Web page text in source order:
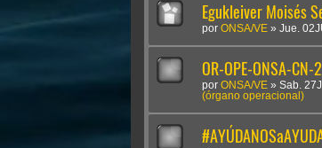
Egukleiver Moisés
por ONSA/VE » Jue.
OR-OPE-ONSA-
por ONSA/VE » Sab.
(órgano operacional)